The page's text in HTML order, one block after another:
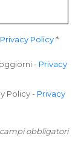
Privacy Policy*
- Privacy
Policy- Privacy
campi obbligatori